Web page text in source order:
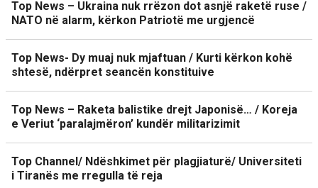
Top News – Ukraina nuk rrëzon dot asnjë raketë ruse /
NATO në alarm, kërkon Patriotë me urgjencë
Top News- Dy muaj nuk mjaftuan / Kurti kërkon kohë
shtesë, ndërpret seancën konstituive
Top News – Raketa balistike drejt Japonisë… / Koreja
e Veriut ‘paralajmëron’ kundër militarizimit
Top Channel/ Ndëshkimet për plagjiaturë/ Universiteti
i Tiranës me rregulla të reja